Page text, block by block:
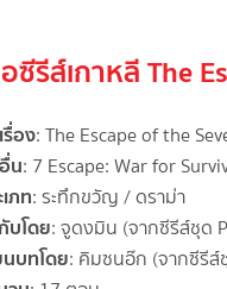
ซีรีส์เกาหลี The
รื่อง: The Escape of the
น: 7 Escape: War for
ภท: ระทึกขวัญ / ดราม่า
บโดย: จูดงมิน (จากซีรีส์ชุด
นบทโดย: คิมซนอ๊ก (จากซีรีส์